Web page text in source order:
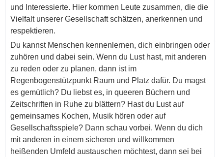
und Interessierte. Hier kommen Leute zusammen, die die
Vielfalt unserer Gesellschaft schätzen, anerkennen und
respektieren.
Du kannst Menschen kennenlernen, dich einbringen oder
zuhören und dabei sein. Wenn du Lust hast, mit anderen
zu reden oder zu planen, dann ist im
Regenbogenstützpunkt Raum und Platz dafür. Du magst
es gemütlich? Du liebst es, in queeren Büchern und
Zeitschriften in Ruhe zu blättern? Hast du Lust auf
gemeinsames Kochen, Musik hören oder auf
Gesellschaftsspiele? Dann schau vorbei. Wenn du dich
mit anderen in einem sicheren und willkommen
heißenden Umfeld austauschen möchtest, dann sei bei